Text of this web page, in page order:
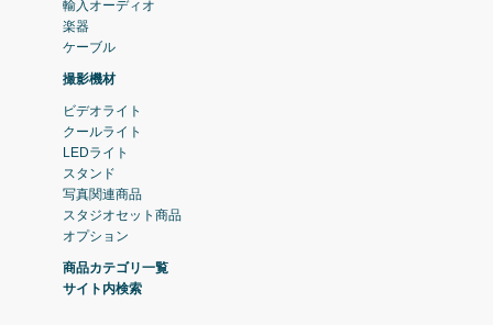
輸入オーディオ
楽器
ケーブル
撮影機材
ビデオライト
クールライト
LEDライト
スタンド
写真関連商品
スタジオセット商品
オプション
商品カテゴリ一覧
サイト内検索